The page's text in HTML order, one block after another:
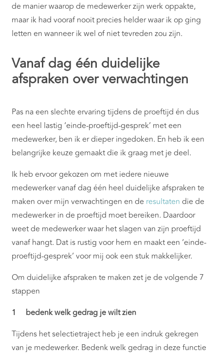
de manier waarop de medewerker zijn werk oppakte,
maar ik had vooraf nooit precies helder waar ik op ging
letten en wanneer ik wel of niet tevreden zou zijn.
Vanaf dag één duidelijke
afspraken over verwachtingen
Pas na een slechte ervaring tijdens de proeftijd én dus
een heel lastig ‘einde-proeftijd-gesprek’ met een
medewerker, ben ik er dieper ingedoken. En heb ik een
belangrijke keuze gemaakt die ik graag met je deel.
Ik heb ervoor gekozen om met iedere nieuwe
medewerker vanaf dag één heel duidelijke afspraken te
maken over mijn verwachtingen en de resultaten die de
medewerker in de proeftijd moet bereiken. Daardoor
weet de medewerker waar het slagen van zijn proeftijd
vanaf hangt. Dat is rustig voor hem en maakt een ‘einde-
proeftijd-gesprek’ voor mij ook een stuk makkelijker.
Om duidelijke afspraken te maken zet je de volgende 7
stappen
1 bedenk welk gedrag je wilt zien
Tijdens het selectietraject heb je een indruk gekregen
van je medewerker. Bedenk welk gedrag in deze functie